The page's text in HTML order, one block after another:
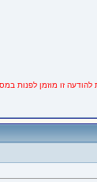
זו מוזמן לפנות